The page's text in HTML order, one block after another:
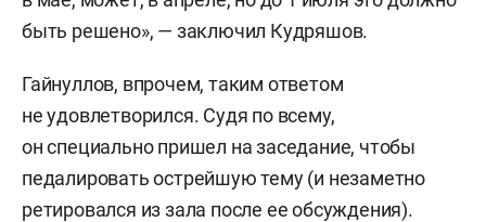
быть решено», — заключил Кудряшов.
Гайнуллов, впрочем, таким ответом
не удовлетворился. Судя по всему,
он специально пришел на заседание, чтобы
педалировать острейшую тему (и незаметно
ретировался из зала после ее обсуждения).